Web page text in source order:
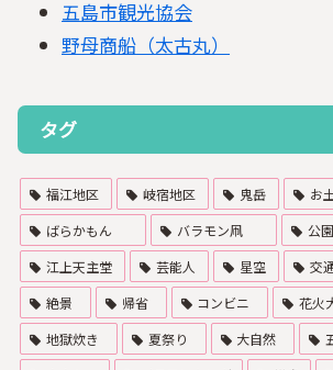
五島市観光協会
野母商船（太古丸）
タグ
福江地区 岐宿地区 鬼岳 お
ばらかもん
バラモン凧 公園
江上天主堂
芸能人 星空 交
絶景
帰省 コンビニ 花火
地獄炊き
夏祭り 大自然